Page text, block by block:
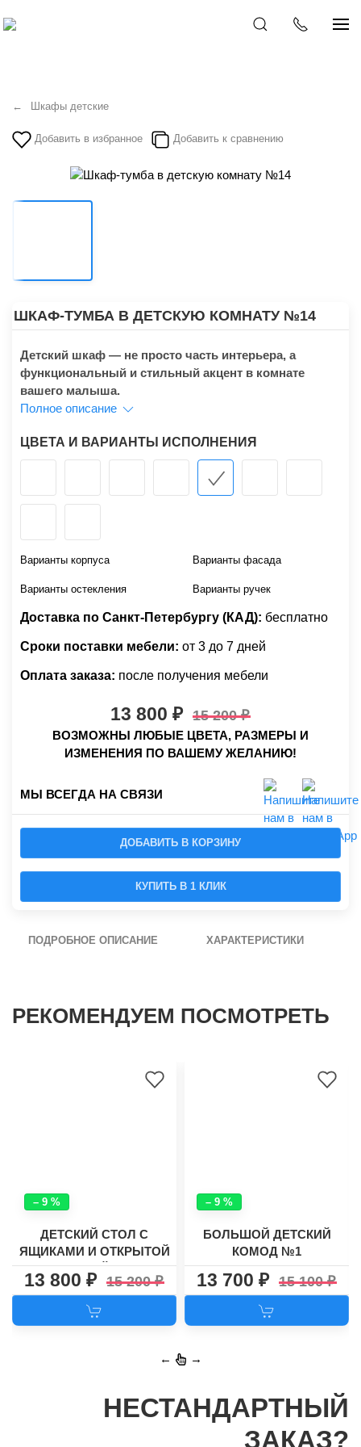
Шкафы детские
Добавить в избранное Добавить к сравнению
ШКАФ-ТУМБА В ДЕТСКУЮ КОМНАТУ №14
​Детский шкаф — не просто часть интерьера, а
функциональный и стильный акцент в комнате
вашего малыша.
Полное описание
ЦВЕТА И ВАРИАНТЫ ИСПОЛНЕНИЯ
Варианты корпуса Варианты фасада
Варианты остекления Варианты ручек
Доставка по Санкт-Петербургу (КАД): бесплатно
Сроки поставки мебели: от 3 до 7 дней
Оплата заказа: после получения мебели
13 800 15 200
ВОЗМОЖНЫ ЛЮБЫЕ ЦВЕТА, РАЗМЕРЫ И
ИЗМЕНЕНИЯ ПО ВАШЕМУ ЖЕЛАНИЮ!
МЫ ВСЕГДА НА СВЯЗИ
ДОБАВИТЬ В КОРЗИНУ
КУПИТЬ В 1 КЛИК
ПОДРОБНОЕ ОПИСАНИЕ ХАРАКТЕРИСТИКИ
РЕКОМЕНДУЕМ ПОСМОТРЕТЬ
– 9 %
ДЕТСКИЙ СТОЛ С
ЯЩИКАМИ И ОТКРЫТОЙ
ПОЛКОЙ №5
13 800 15 200
– 9 %
БОЛЬШОЙ ДЕТСКИЙ
КОМОД №1
13 700 15 100
← →
НЕСТАНДАРТНЫЙ
ЗАКАЗ?